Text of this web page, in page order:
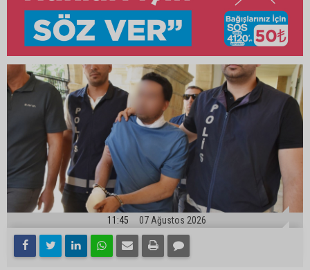
11:45 07 Ağustos 2026